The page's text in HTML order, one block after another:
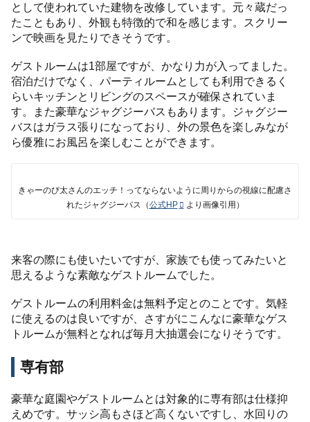
として使われていた建物を改修しています。元々蔵だっ
たこともあり、外観も特徴的で和を感じます。スクリー
ンで映画を見たりできそうです。
ゲストルームは1部屋ですが、かなり力が入ってました。
宿泊だけでなく、パーティルームとしても利用できるく
らいキッチンとリビングのスペースが確保されていま
す。また豪華なジャグジーバスもあります。ジャグジー
バスはガラス張りになっており、外の景色を楽しみなが
ら優雅にお風呂を楽しむことができます。
きゃーのび太さんのエッチ！ってならないように周りからの視線に配慮さ
れたジャグジーバス（公式HP より画像引用）
来客の際にも使いたいですが、家族でも使ってみたいと
思えるような素敵なゲストルームでした。
ゲストルームの利用料金は無料予定とのことです。気軽
に使えるのは良いですが、さすがにこんなに豪華なゲス
トルームが無料となれば毎月大抽選会になりそうです。
専有部
豪華な庭園やゲストルームとは対象的に専有部は仕様抑
えめです。サッシ高もさほど高くないですし、水回りの